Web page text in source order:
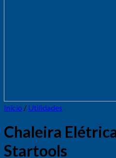
Início / Utilidades
Chaleira
Startools